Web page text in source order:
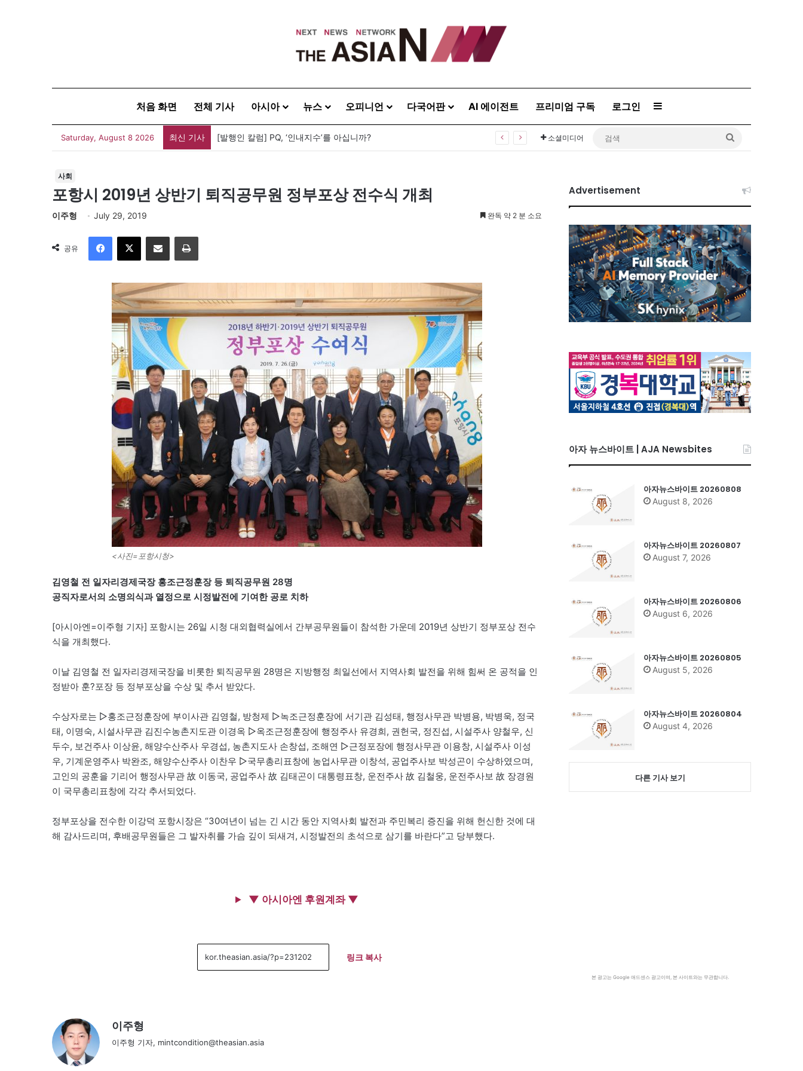
처음 화면 전체 기사 아시아 뉴스 오피니언 다국어판 AI 에이전트 프리미엄 구독 로그인 Sidebar
Saturday, August 8 2026 최신 기사 [발행인 칼럼] PQ, ‘인내지수’를 아십니까? 소셜미디어
사회
포항시 2019년 상반기 퇴직공무원 정부포상 전수식 개최
이주형 July 29, 2019 완독 약 2 분 소요
공유
이메일
<사진=포항시청>
김영철 전 일자리경제국장 홍조근정훈장 등 퇴직공무원 28명
공직자로서의 소명의식과 열정으로 시정발전에 기여한 공로 치하
[아시아엔=이주형 기자] 포항시는 26일 시청 대외협력실에서 간부공무원들이 참석한 가운데 2019년 상반기 정부포상 전수
식을 개최했다.
이날 김영철 전 일자리경제국장을 비롯한 퇴직공무원 28명은 지방행정 최일선에서 지역사회 발전을 위해 힘써 온 공적을 인
정받아 훈?포장 등 정부포상을 수상 및 추서 받았다.
수상자로는 ▷홍조근정훈장에 부이사관 김영철, 방청제 ▷녹조근정훈장에 서기관 김성태, 행정사무관 박병용, 박병욱, 정국
태, 이명숙, 시설사무관 김진수농촌지도관 이경옥 ▷옥조근정훈장에 행정주사 유경희, 권헌국, 정진섭, 시설주사 양철우, 신
두수, 보건주사 이상윤, 해양수산주사 우경섭, 농촌지도사 손창섭, 조해연 ▷근정포장에 행정사무관 이용창, 시설주사 이성
우, 기계운영주사 박완조, 해양수산주사 이찬우 ▷국무총리표창에 농업사무관 이창석, 공업주사보 박성곤이 수상하였으며,
고인의 공훈을 기리어 행정사무관 故 이동국, 공업주사 故 김태곤이 대통령표창, 운전주사 故 김철웅, 운전주사보 故 장경원
이 국무총리표창에 각각 추서되었다.
정부포상을 전수한 이강덕 포항시장은 “30여년이 넘는 긴 시간 동안 지역사회 발전과 주민복리 증진을 위해 헌신한 것에 대
해 감사드리며, 후배공무원들은 그 발자취를 가슴 깊이 되새겨, 시정발전의 초석으로 삼기를 바란다”고 당부했다.
▼ 아시아엔 후원계좌 ▼
링크 복사
이주형
이주형 기자, mintcondition@theasian.asia
Advertisement
아자 뉴스바이트 | AJA Newsbites
아자뉴스바이트 20260808
August 8, 2026
아자뉴스바이트 20260807
August 7, 2026
아자뉴스바이트 20260806
August 6, 2026
아자뉴스바이트 20260805
August 5, 2026
아자뉴스바이트 20260804
August 4, 2026
다른 기사 보기
본 광고는 Google 애드센스 광고이며, 본 사이트와는 무관합니다.